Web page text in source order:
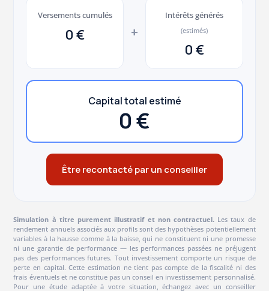
Versements cumulés
0 € +
Intérêts générés
(estimés)
0 €
Capital total estimé
0 €
Être recontacté par un conseiller
Simulation à titre purement illustratif et non contractuel.Les taux de
rendement annuels associés aux profils sont des hypothèses potentiellement
variables à la hausse comme à la baisse, qui ne constituent ni une promesse
ni une garantie de performance — les performances passées ne préjugent
pas des performances futures. Tout investissement comporte un risque de
perte en capital. Cette estimation ne tient pas compte de la fiscalité ni des
frais éventuels et ne constitue pas un conseil en investissement personnalisé.
Pour une étude adaptée à votre situation, échangez avec un conseiller